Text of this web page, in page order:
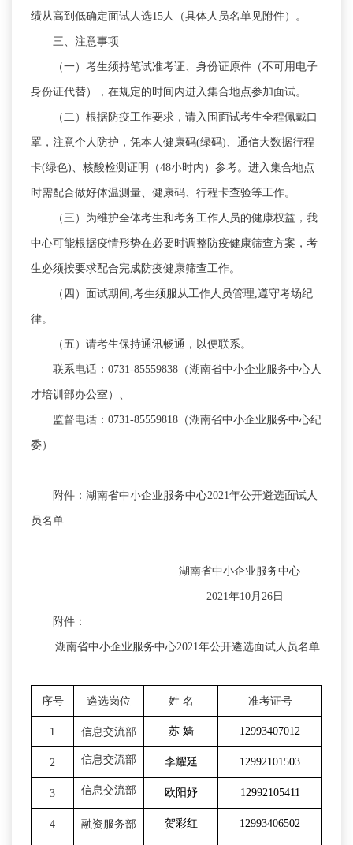
绩从高到低确定面试人选15人（具体人员名单见附件）。
三、注意事项
（一）考生须持笔试准考证、身份证原件（不可用电子
身份证代替） ， 在规定的时间内进入集合地点参加面试。
（二）根据防疫工作要求 ， 请入围面试考生全程佩戴口
罩，注意个人防护 ， 凭本人健康码(绿码)、通信大数据行程
卡(绿色)、核酸检测证明（48小时内）参考。进入集合地点
时需配合做好体温测量、健康码、行程卡查验等工作。
（三）为维护全体考生和考务工作人员的健康权益 ， 我
中心可能根据疫情形势在必要时调整防疫健康筛查方案，考
生必须按要求配合完成防疫健康筛查工作。
（四）面试期间,考生须服从工作人员管理,遵守考场纪
律。
（五）请考生保持通讯畅通 ， 以便联系。
联系电话：0731-85559838（湖南省中小企业服务中心人
才培训部办公室）、
监督电话：0731-85559818（湖南省中小企业服务中心纪
委）
附件：湖南省中小企业服务中心2021年公开遴选面试人
员名单
湖南省中小企业服务中心
2021年10月26日
附件：
湖南省中小企业服务中心2021年公开遴选面试人员名单
序号 遴选岗位 姓 名 准考证号
1 信息交流部 苏 嫱 12993407012
2 信息交流部 李耀廷 12992101503
3 信息交流部 欧阳妤 12992105411
4 融资服务部 贺彩红 12993406502